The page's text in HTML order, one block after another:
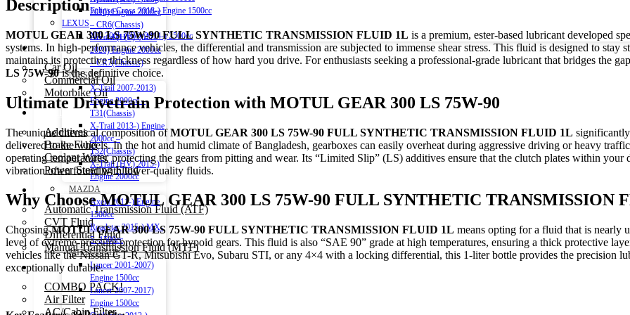
Eclipse Cross 2018-) Engine 1500cc
LEXUS
NX 300h (HV) 2014-) 2500cc
Engine Oil
Car Oil
Commercial Oil
Motorbike Oil
Fluids & Additives
Additives
Brake Fluid
Coolant Water
Power Steering Fluid
Transmission Oil
Automatic Transmission Fluid (ATF)
CVT Fluid
Differential Fluid
Manual Transmission Fluid (MTF)
Accessories
COMBO PACK!
Air Filter
AC/Cabin Filter
2016) Engine 2000cc
– CR6(Chassis)
Accord (HV) 2017-
2020) Engine 2000cc
– CR7(Chassis)
NISSAN
X-Trail 2007-2013)
Engine 2000cc –
T31(Chassis)
X-Trail 2013-) Engine
2000cc –
T32(Chassis)
X-Trail (HV) 2015-)
Engine 2000cc
MAZDA
Axela 2011-) Engine
1500cc
Roadstar 2015-) MX-
5 -1500cc
MITSUBISHI
Lancer 2001-2007)
Engine 1500cc
Lancer 2007-2017)
Engine 1500cc
Description
MOTUL GEAR 300 LS 75W-90 FULL SYNTHETIC TRANSMISSION FLUID 1L is a premium, ester-based lubricant developed
systems. In high-performance vehicles, the differential and transmission are subjected to immense shear stress. This fluid is designed to stay
maintains its protective thickness regardless of how hard you drive. For enthusiasts seeking a professional-grade lubricant that bridges the
LS 75W-90is the definitive choice.
Ultimate Drivetrain Protection with MOTUL GEAR 300 LS 75W-90
The unique chemical composition ofMOTUL GEAR 300 LS 75W-90 FULL SYNTHETIC TRANSMISSION FLUID 1L
delivered to the wheels. In the hot and humid climate of Bangladesh, gearboxes can easily overheat during aggressive driving or heavy
operating temperatures, protecting the gears from pitting and wear. Its “Limited Slip” (LS) additives ensure that the clutch plates within
vibration often found with lower-quality fluids.
Why Choose MOTUL GEAR 300 LS 75W-90 FULL SYNTHETIC TRANSMISSION
ChoosingMOTUL GEAR 300 LS 75W-90 FULL SYNTHETIC TRANSMISSION FLUID 1L means opting for a fluid that is nearly
level of extreme-pressure protection for hypoid gears. This fluid is also “SAE 90” grade at high temperatures, ensuring a thick protective
vehicles like the Nissan GT-R, Mitsubishi Evo, Subaru STI, or any 4×4 with a locking differential, this 1-liter bottle provides the precision
exceptionally durable.